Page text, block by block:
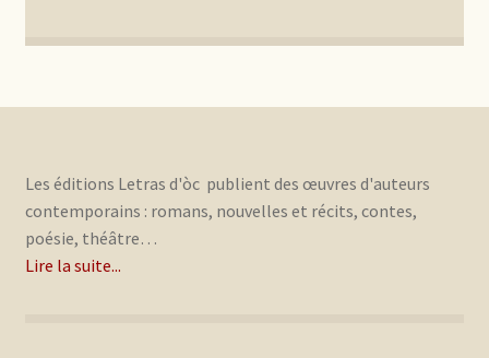
Les éditions Letras d'òc publient des œuvres d'auteurs
contemporains : romans, nouvelles et récits, contes,
poésie, théâtre…
Lire la suite...